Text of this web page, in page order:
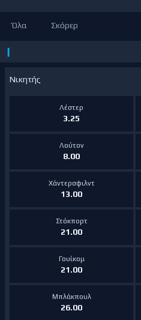
Όλα Σκόρερ
Νικητής
Λέστερ
3.25
Λούτον
8.00
Χάντερσφιλντ
13.00
Στόκπορτ
21.00
Γουίκομ
21.00
Μπλάκπουλ
26.00